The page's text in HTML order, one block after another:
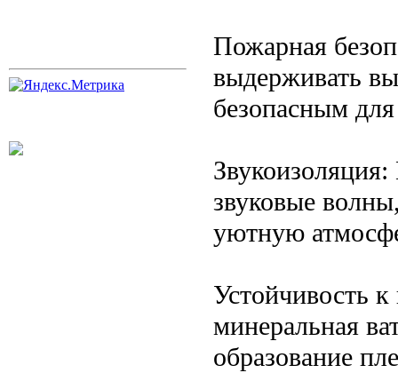
Пожарная
выдерживать
безопасным
звуковые
уютную
Устойчивость
минеральная
образование